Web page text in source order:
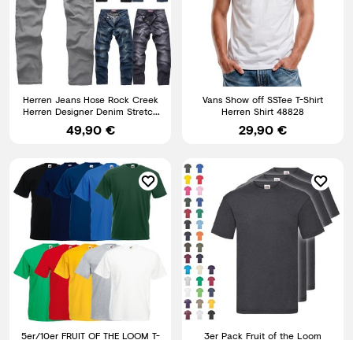
Herren Jeans Hose Rock Creek
Herren Designer Denim Stretch
Jeanshose M2 W29-W44
49,90 €
Vans Show off SSTee T-Shirt
Herren Shirt 48828
29,90 €
5er/10er FRUIT OF THE LOOM T- 3er Pack Fruit of the Loom